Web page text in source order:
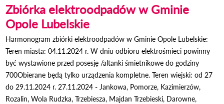
Zbiórka elektroodpadów w Gminie
Opole Lubelskie
Harmonogram zbiórki elektroodpadów w Gminie Opole Lubelskie:
Teren miasta: 04.11.2024 r. W dniu odbioru elektrośmieci powinny
być wystawione przed posesję /altanki śmietnikowe do godziny
700Obierane będą tylko urządzenia kompletne. Teren wiejski: od 27
do 29.11.2024 r. 27.11.2024 - Jankowa, Pomorze, Kazimierzów,
Rozalin, Wola Rudzka, Trzebiesza, Majdan Trzebieski, Darowne,